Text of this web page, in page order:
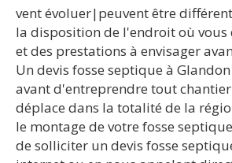
vent évoluer|peuvent être
la disposition de l'endroit où
et des prestations à envisager
Un devis fosse septique à
avant d'entreprendre tout
déplace dans la totalité de la
le montage de votre fosse
de solliciter un devis fosse